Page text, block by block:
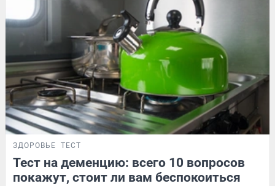
ЗДОРОВЬЕ ТЕСТ
Тест на деменцию: всего 10 вопросов
покажут, стоит ли вам беспокоиться